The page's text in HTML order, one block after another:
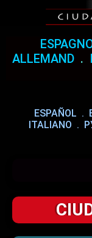
ALLEMAND.
ESPAÑOL .
ITALIANO .